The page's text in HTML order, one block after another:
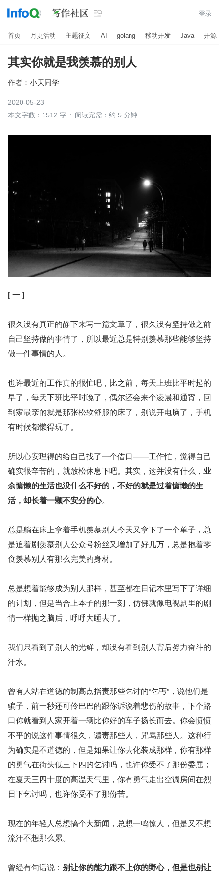
 登录
首页 月更活动 主题征文 AI golang 移动开发 Java 开源
其实你就是我羡慕的别人
作者： 小天同学
2020-05-23
本文字数：1512 字
阅读完需：约 5 分钟
[ 一 ]
很久没有真正的静下来写一篇文章了，很久没有坚持做之前
自己坚持做的事情了，所以最近总是特别羡慕那些能够坚持
做一件事情的人。
也许最近的工作真的很忙吧，比之前，每天上班比平时起的
早了，每天下班比平时晚了，偶尔还会来个凌晨和通宵，回
到家最亲的就是那张松软舒服的床了，别说开电脑了，手机
有时候都懒得玩了。
所以心安理得的给自己找了一个借口——工作忙，觉得自己
确实很辛苦的，就放松休息下吧。其实，这并没有什么， 业
余慵懒的生活也没什么不好的，不好的就是过着慵懒的生
活，却长着一颗不安分的心。
总是躺在床上拿着手机羡慕别人今天又拿下了一个单子，总
是追着剧羡慕别人公众号粉丝又增加了好几万，总是抱着零
食羡慕别人有那么完美的身材。
总是想着能够成为别人那样，甚至都在日记本里写下了详细
的计划，但是当合上本子的那一刻，仿佛就像电视剧里的剧
情一样抛之脑后，呼呼大睡去了。
我们只看到了别人的光鲜，却没有看到别人背后努力奋斗的
汗水。
曾有人站在道德的制高点指责那些乞讨的“乞丐”，说他们是
骗子，前一秒还可伶巴巴的跟你诉说着悲伤的故事，下个路
口你就看到人家开着一辆比你好的车子扬长而去。你会愤愤
不平的说这件事情很久，谴责那些人，咒骂那些人。这种行
为确实是不道德的，但是如果让你去化装成那样，你有那样
的勇气在街头低三下四的乞讨吗，也许你受不了那份委屈；
在夏天三四十度的高温天气里，你有勇气走出空调房间在烈
日下乞讨吗，也许你受不了那份苦。
现在的年轻人总想搞个大新闻，总想一鸣惊人，但是又不想
流汗不想那么累。
曾经有句话说： 别让你的能力跟不上你的野心，但是也别让